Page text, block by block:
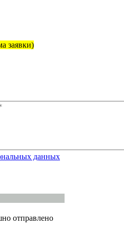
заявки)
данных
отправлено